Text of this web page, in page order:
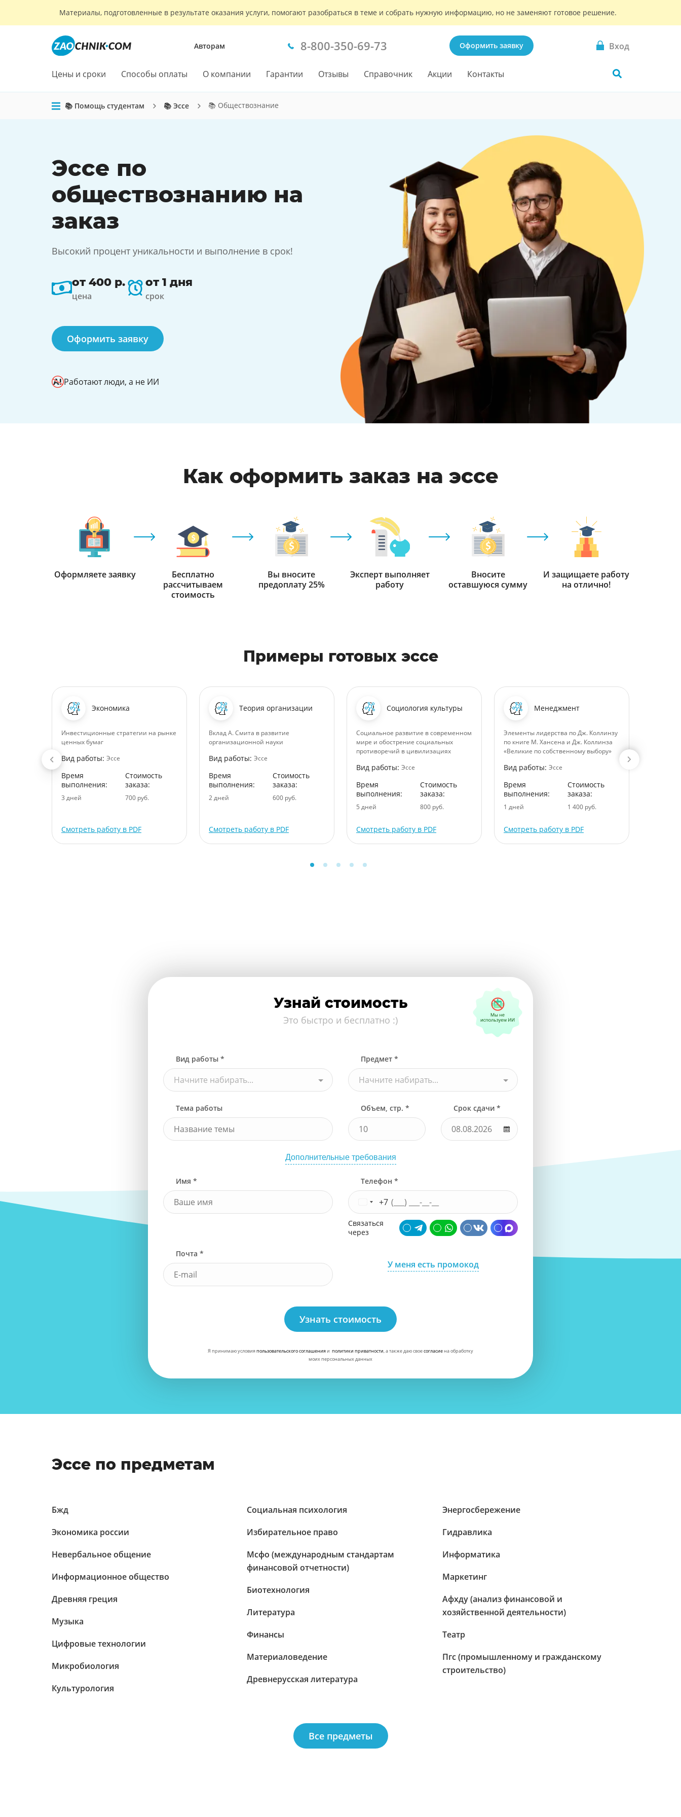
Материалы, подготовленные в результате оказания услуги, помогают разобраться в теме и собрать нужную информацию, но не заменяют готовое решение.
Авторам 8-800-350-69-73 Оформить заявку Вход
Цены и сроки Способы оплаты О компании Гарантии Отзывы Справочник Акции Контакты
📚 Помощь студентам 📚 Эссе 📚 Обществознание
Эссе по
обществознанию на
заказ
Высокий процент уникальности и выполнение в срок!
от 400 р.
цена
от 1 дня
срок
Оформить заявку
Работают люди, а не ИИ
Как оформить заказ на эссе
Оформляете заявку
Бесплатно
рассчитываем
стоимость
Вы вносите
предоплату 25%
Эксперт выполняет
работу
Вносите
оставшуюся сумму
И защищаете работу
на отлично!
Примеры готовых эссе
Экономика
Инвестиционные стратегии на рынке
ценных бумаг
Вид работы: Эссе
Время
выполнения:
3 дней
Стоимость
заказа:
700 руб.
Смотреть работу в PDF
Теория организации
Вклад А. Смита в развитие
организационной науки
Вид работы: Эссе
Время
выполнения:
2 дней
Стоимость
заказа:
600 руб.
Смотреть работу в PDF
Социология культуры
Социальное развитие в современном
мире и обострение социальных
противоречий в цивилизациях
Вид работы: Эссе
Время
выполнения:
5 дней
Стоимость
заказа:
800 руб.
Смотреть работу в PDF
Менеджмент
Элементы лидерства по Дж. Коллинзу
по книге М. Хансена и Дж. Коллинза
«Великие по собственному выбору»
Вид работы: Эссе
Время
выполнения:
1 дней
Стоимость
заказа:
1 400 руб.
Смотреть работу в PDF
Узнай стоимость
Это быстро и бесплатно :)
Вид работы *
Начните набирать...
Предмет *
Начните набирать...
Тема работы Объем, стр. * Срок сдачи *
Дополнительные требования
Имя * Телефон *
+7
Связаться
через
Почта *
У меня есть промокод
Узнать стоимость
Я принимаю условияпользовательского соглашенияи политики приватности, а также даю своесогласиена обработку
моих персональных данных
Эссе по предметам
Бжд
Экономика россии
Невербальное общение
Информационное общество
Древняя греция
Музыка
Цифровые технологии
Микробиология
Культурология
Социальная психология
Избирательное право
Мсфо (международным стандартам
финансовой отчетности)
Биотехнология
Литература
Финансы
Материаловедение
Древнерусская литература
Энергосбережение
Гидравлика
Информатика
Маркетинг
Афхду (анализ финансовой и
хозяйственной деятельности)
Театр
Пгс (промышленному и гражданскому
строительство)
Все предметы